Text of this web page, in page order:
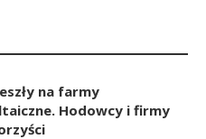
na farmy
Hodowcy i firmy